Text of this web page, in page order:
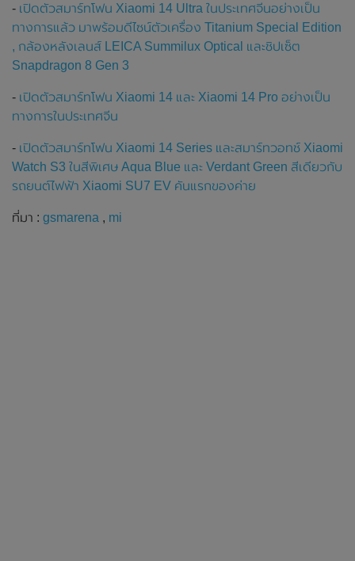
- เปิดตัวสมาร์ทโฟน Xiaomi 14 Ultra ในประเทศจีนอย่างเป็น
ทางการแล้ว มาพร้อมดีไซน์ตัวเครื่อง Titanium Special Edition
, กล้องหลังเลนส์ LEICA Summilux Optical และชิปเซ็ต
Snapdragon 8 Gen 3
- เปิดตัวสมาร์ทโฟน Xiaomi 14 และ Xiaomi 14 Pro อย่างเป็น
ทางการในประเทศจีน
- เปิดตัวสมาร์ทโฟน Xiaomi 14 Series และสมาร์ทวอทช์ Xiaomi
Watch S3 ในสีพิเศษ Aqua Blue และ Verdant Green สีเดียวกับ
รถยนต์ไฟฟ้า Xiaomi SU7 EV คันแรกของค่าย
ที่มา : gsmarena , mi